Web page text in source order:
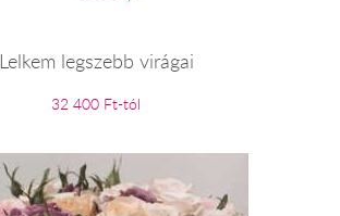
Lelkem legszebb virágai
32 400 Ft-tól